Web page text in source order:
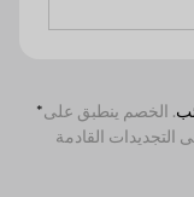
*. الخصم ينطبق على